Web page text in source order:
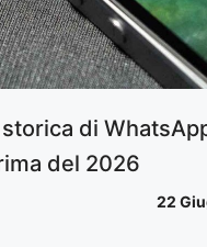
di
del 2026
22